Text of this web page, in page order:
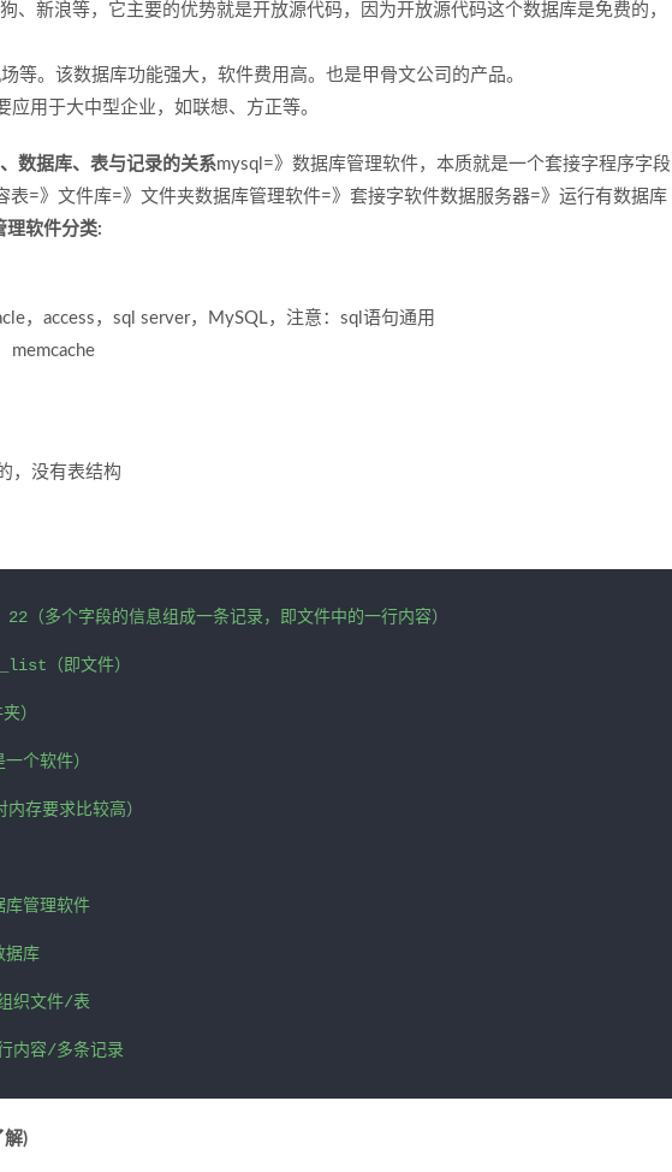
、新浪等，它主要的优势就是开放源代码，因为开放源代码这个数据库是免费的，
等。该数据库功能强大，软件费用高。也是甲骨文公司的产品。
用于大中型企业，如联想、方正等。
数据库、表与记录的关系mysql=》数据库管理软件，本质就是一个套接字程序字段
表=》文件库=》文件夹数据库管理软件=》套接字软件数据服务器=》运行有数据库
理软件分类:
access，sql server，MySQL，注意：sql语句通用
，没有表结构
（多个字段的信息组成一条记录，即文件中的一行内容）
（即文件）
）
个软件）
存要求比较高）
管理软件
据库
织文件/表
内容/多条记录
解)